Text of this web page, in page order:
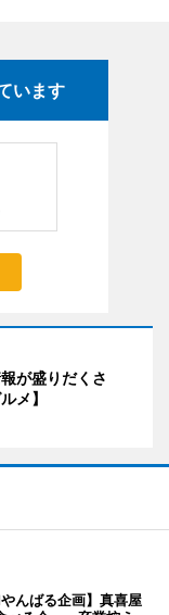
います
が盛りだくさ
メ】
んばる企画】真喜屋